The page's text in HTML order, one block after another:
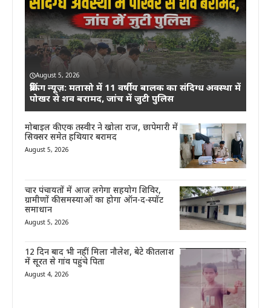
August 5, 2026
ब्रेकिंग न्यूज़: मतासो में 11 वर्षीय बालक का संदिग्ध अवस्था में
पोखर से शव बरामद, जांच में जुटी पुलिस
मोबाइल की एक तस्वीर ने खोला राज, छापेमारी में
सिक्सर समेत हथियार बरामद
August 5, 2026
चार पंचायतों में आज लगेगा सहयोग शिविर,
ग्रामीणों की समस्याओं का होगा ऑन-द-स्पॉट
समाधान
August 5, 2026
12 दिन बाद भी नहीं मिला नौलेश, बेटे की तलाश
में सूरत से गांव पहुंचे पिता
August 4, 2026